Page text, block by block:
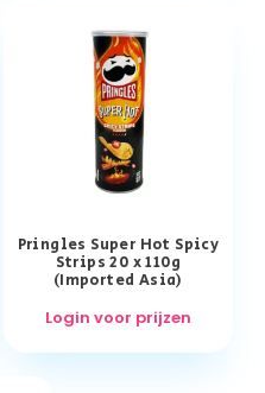
Pringles Super Hot Spicy
Strips 20 x 110g
(Imported Asia)
Login voor prijzen